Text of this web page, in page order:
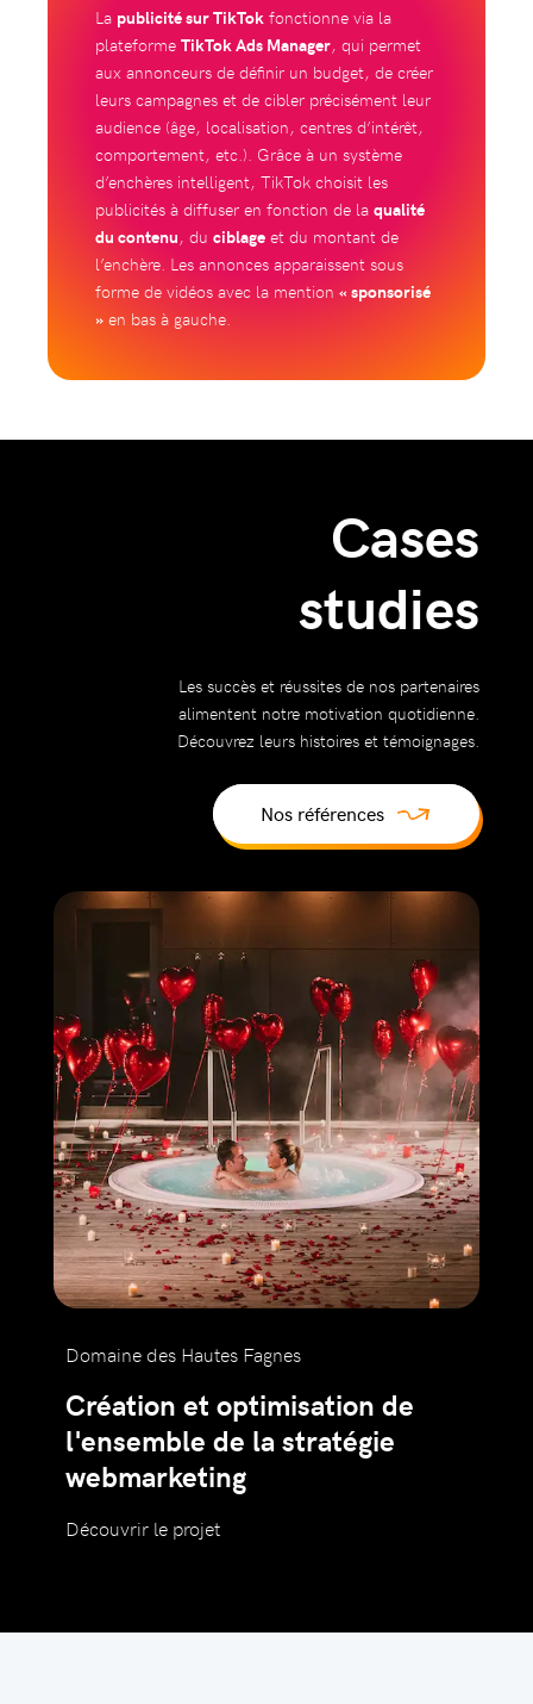
La publicité sur TikTok fonctionne via la
plateforme TikTok Ads Manager, qui permet
aux annonceurs de définir un budget, de créer
leurs campagnes et de cibler précisément leur
audience (âge, localisation, centres d’intérêt,
comportement, etc.). Grâce à un système
d’enchères intelligent, TikTok choisit les
publicités à diffuser en fonction de la qualité
du contenu, du ciblage et du montant de
l’enchère. Les annonces apparaissent sous
forme de vidéos avec la mention « sponsorisé
» en bas à gauche.
Cases
studies
Les succès et réussites de nos partenaires
alimentent notre motivation quotidienne.
Découvrez leurs histoires et témoignages.
Nos références
Domaine des Hautes Fagnes
Création et optimisation de
l'ensemble de la stratégie
webmarketing
Découvrir le projet